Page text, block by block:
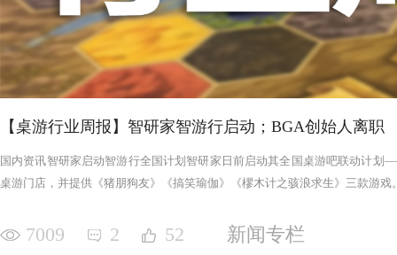
【桌游行业周报】智研家智游行启动；BGA创始人离职
国内资讯智研家启动智游行全国计划智研家日前启动其全国桌游吧联动计
桌游门店，并提供《猪朋狗友》《搞笑瑜伽》《樛木计之骇浪求生》三款游戏
7009 2 52 新闻专栏